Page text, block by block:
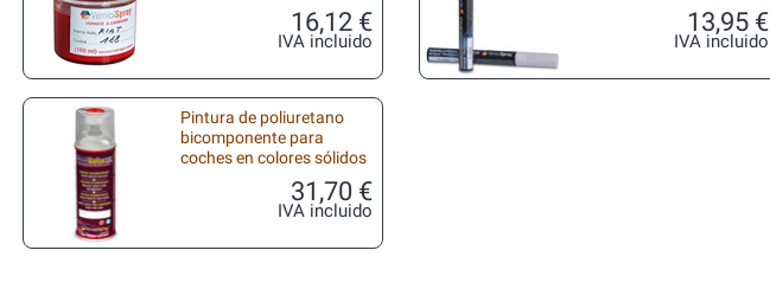
16,12 €
IVA incluido
13,95 €
IVA incluido
Pintura de poliuretano
bicomponente para
coches en colores sólidos
31,70 €
IVA incluido